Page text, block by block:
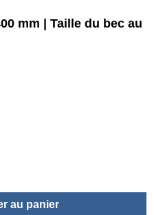
mm | Taille du bec au
au panier